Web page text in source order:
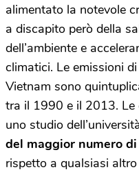
alimentato la notevole
a discapito però della
dell’ambiente e
climatici. Le emissioni
Vietnam sono
tra il 1990 e il 2013. Le
uno studio
del maggior numero
rispetto a qualsiasi